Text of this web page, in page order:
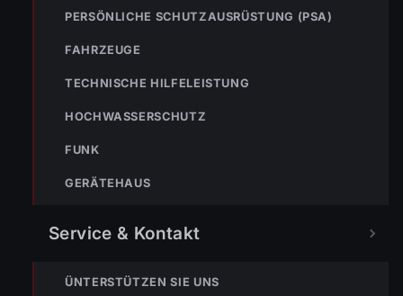
PERSÖNLICHE SCHUTZAUSRÜSTUNG (PSA)
FAHRZEUGE
TECHNISCHE HILFELEISTUNG
HOCHWASSERSCHUTZ
FUNK
GERÄTEHAUS
Service & Kontakt
ÜNTERSTÜTZEN SIE UNS